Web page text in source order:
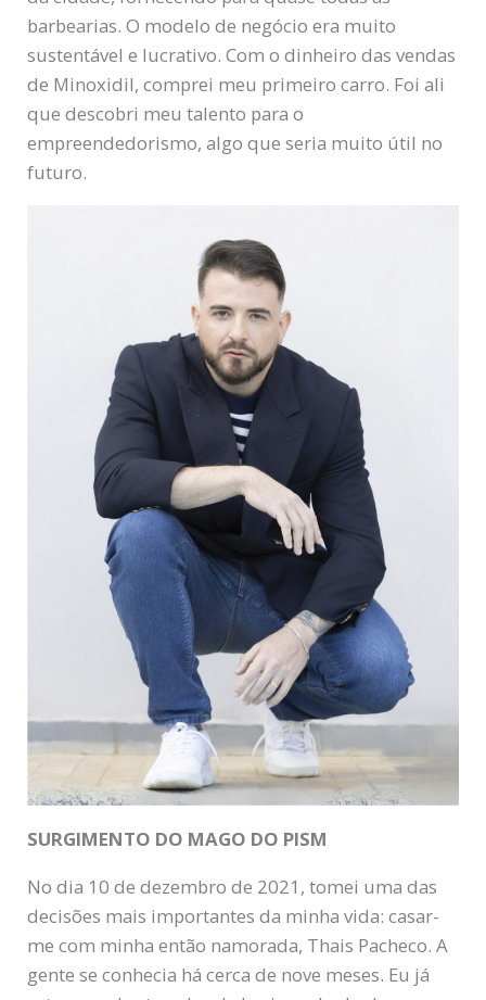
barbearias. O modelo de negócio era muito
sustentável e lucrativo. Com o dinheiro das vendas
de Minoxidil, comprei meu primeiro carro. Foi ali
que descobri meu talento para o
empreendedorismo, algo que seria muito útil no
futuro.
SURGIMENTO DO MAGO DO PISM
No dia 10 de dezembro de 2021, tomei uma das
decisões mais importantes da minha vida: casar-
me com minha então namorada, Thais Pacheco. A
gente se conhecia há cerca de nove meses. Eu já